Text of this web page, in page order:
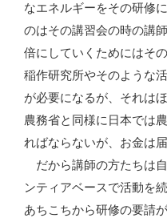
なエネルギーをその研修
のはその講習会の時の講
倍にしていくためにはそ
稲作研究所やそのような
が必要になるが、それは
農務省と同様に日本では
ればならないが、お金は届
だから講師の方たちは
ンティアベースで活動を
あちこちから研修の要請